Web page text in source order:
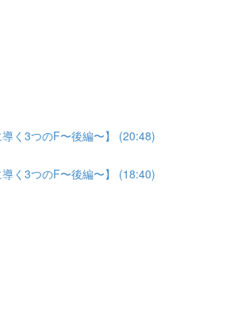
く3つのF〜後編〜】 (20:48)
く3つのF〜後編〜】 (18:40)